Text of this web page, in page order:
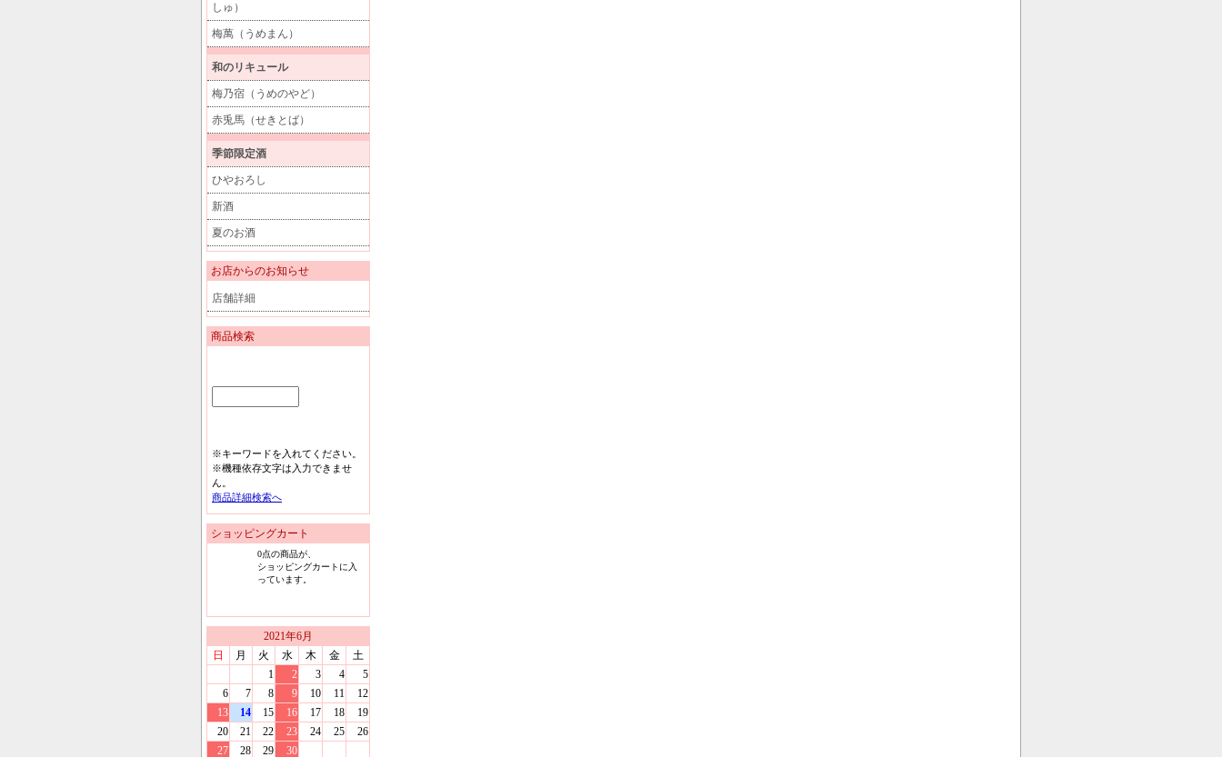
しゅ）
梅萬（うめまん）
和のリキュール
梅乃宿（うめのやど）
赤兎馬（せきとば）
季節限定酒
ひやおろし
新酒
夏のお酒
お店からのお知らせ
店舗詳細
商品検索
※キーワードを入れてください。
※機種依存文字は入力できませ
ん。
商品詳細検索へ
ショッピングカート
0点の商品が、
ショッピングカートに入
っています。
2021年6月
日
月 火 水 木 金
土
1
2 3 4
5
6
7 8 9 10 11
12
13
14 15 16 17 18
19
20
21 22 23 24 25
26
27
28 29 30